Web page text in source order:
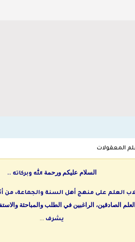
المعقولات
السلام عليكم ورحمة الله وبركاته ..
العلم على منهج أهل السنة والجماعة، من
الصادقين، الراغبين في الطلب والمباحثة
يشرف ...